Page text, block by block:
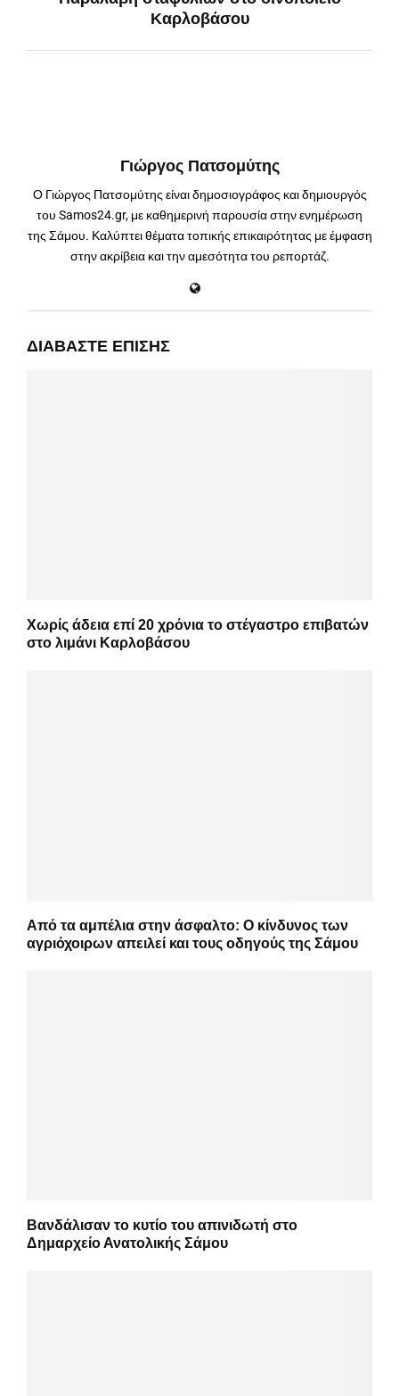
Καρλοβάσου
Γιώργος Πατσομύτης
Ο Γιώργος Πατσομύτης είναι δημοσιογράφος και δημιουργός
του Samos24.gr, με καθημερινή παρουσία στην ενημέρωση
της Σάμου. Καλύπτει θέματα τοπικής επικαιρότητας με έμφαση
στην ακρίβεια και την αμεσότητα του ρεπορτάζ.
ΔΙΑΒΆΣΤΕ ΕΠΊΣΗΣ
Χωρίς άδεια επί 20 χρόνια το στέγαστρο επιβατών
στο λιμάνι Καρλοβάσου
Από τα αμπέλια στην άσφαλτο: Ο κίνδυνος των
αγριόχοιρων απειλεί και τους οδηγούς της Σάμου
Βανδάλισαν το κυτίο του απινιδωτή στο
Δημαρχείο Ανατολικής Σάμου